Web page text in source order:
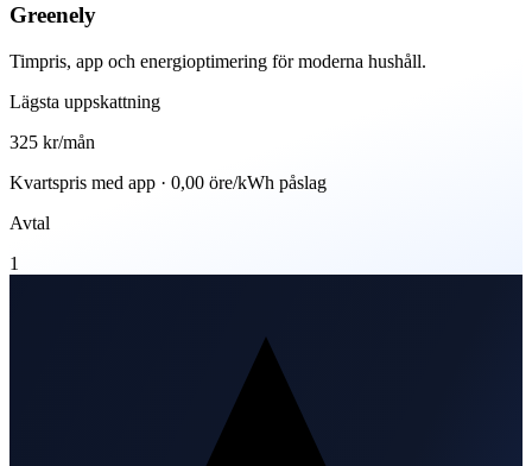
Greenely
Timpris, app och energioptimering för moderna hushåll.
Lägsta uppskattning
325 kr/mån
Kvartspris med app · 0,00 öre/kWh påslag
Avtal
1